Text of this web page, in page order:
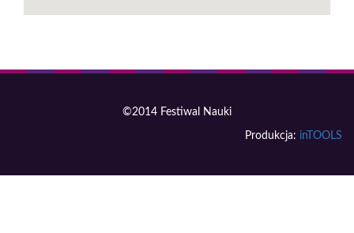
©2014 Festiwal Nauki
Produkcja: inTOOLS